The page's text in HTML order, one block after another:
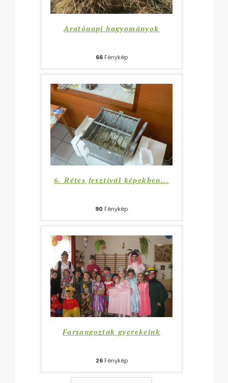
Aratónapi hagyományok
66Fénykép
6. Rétes fesztivál képekben...
90 Fénykép
Farsangoztak gyerekeink
26Fénykép